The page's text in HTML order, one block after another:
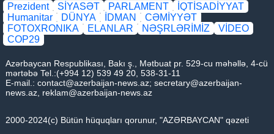
Prezident SİYASƏT PARLAMENT
İQTİSADİYYAT
Humanitar
DÜNYA İDMAN
CƏMİYYƏT
FOTOXRONIKA
ELANLAR NƏŞRLƏRİMİZ
VİDEO
COP29
Azərbaycan Respublikası, Bakı ş., Mətbuat pr. 529-cu məhəllə, 4-cü
mərtəbə Tel.:(+994 12) 539 49 20, 538-31-11
E-mail.: contact@azerbaijan-news.az; secretary@azerbaijan-
news.az reklam@azerbaijan-news.az
2000-2024(c) Bütün hüquqları qorunur, "AZƏRBAYCAN" qəzeti